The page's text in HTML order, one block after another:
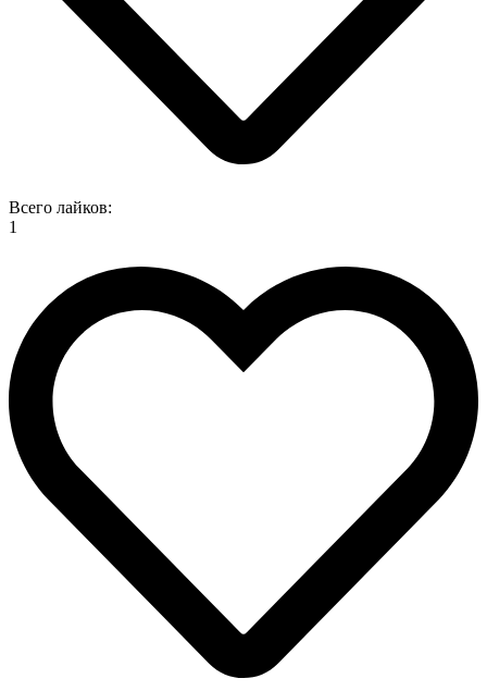
Всего лайков:
1